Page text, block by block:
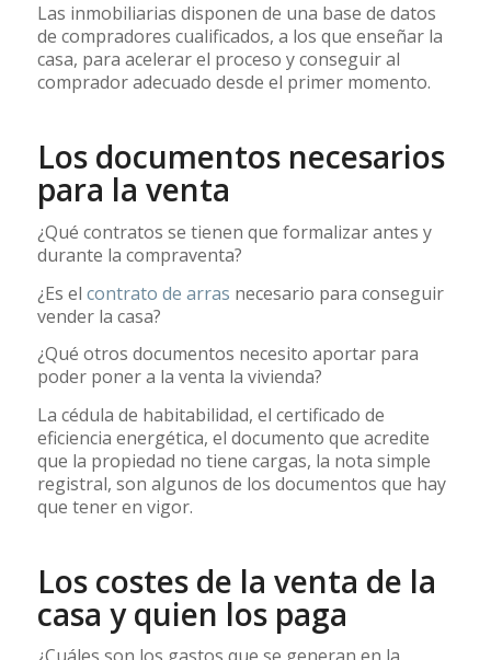
Las inmobiliarias disponen de una base de datos
de compradores cualificados, a los que enseñar la
casa, para acelerar el proceso y conseguir al
comprador adecuado desde el primer momento.
Los documentos necesarios
para la venta
¿Qué contratos se tienen que formalizar antes y
durante la compraventa?
¿Es el contrato de arras necesario para conseguir
vender la casa?
¿Qué otros documentos necesito aportar para
poder poner a la venta la vivienda?
La cédula de habitabilidad, el certificado de
eficiencia energética, el documento que acredite
que la propiedad no tiene cargas, la nota simple
registral, son algunos de los documentos que hay
que tener en vigor.
Los costes de la venta de la
casa y quien los paga